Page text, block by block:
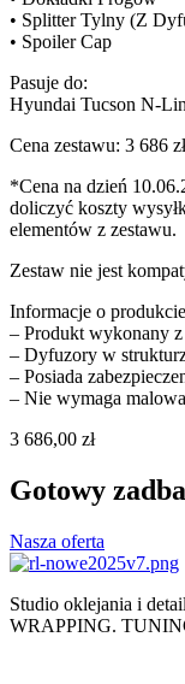
• Splitter Tylny (Z
• Spoiler Cap
Pasuje do:
Hyundai Tucson N-
Cena zestawu: 3 686
*Cena na dzień
doliczyć koszty
elementów z zestawu.
Zestaw nie jest
Informacje o
– Produkt wykonany
– Dyfuzory w
– Posiada
– Nie wymaga
3 686,00 zł
Gotowy
Nasza oferta
Studio oklejania i
WRAPPING.